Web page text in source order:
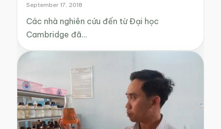
September 17, 2018
Các nhà nghiên cứu đến từ Đại học
Cambridge đã…